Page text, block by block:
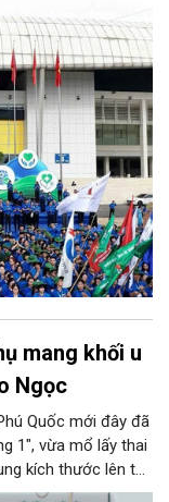
trung tâm GDNN-
trung tâm; đồng
để tập trung đầu
nhập được yêu
mang khối u
Ngọc
Quốc mới đây đã
1", vừa mổ lấy thai
kích thước lên tới
tục khẳng định